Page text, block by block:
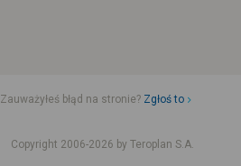
Zauważyłeś błąd na stronie? Zgłoś to
Copyright 2006-2026 by Teroplan S.A.